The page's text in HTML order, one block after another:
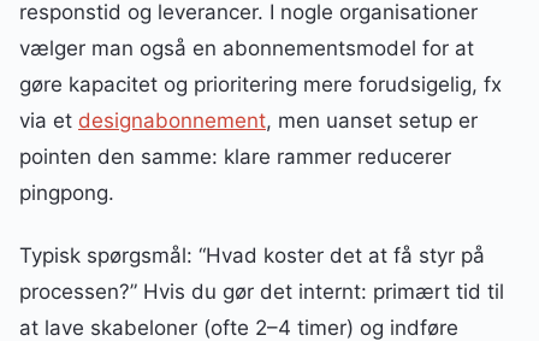
responstid og leverancer. I nogle organisationer
vælger man også en abonnementsmodel for at
gøre kapacitet og prioritering mere forudsigelig, fx
via et designabonnement, men uanset setup er
pointen den samme: klare rammer reducerer
pingpong.
Typisk spørgsmål: “Hvad koster det at få styr på
processen?” Hvis du gør det internt: primært tid til
at lave skabeloner (ofte 2–4 timer) og indføre